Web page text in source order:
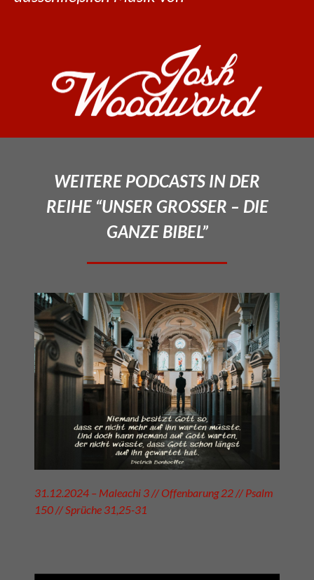
WEITERE PODCASTS IN DER
REIHE “UNSER GROSSER – DIE
GANZE BIBEL”
31.12.2024 – Maleachi 3 // Offenbarung 22 // Psalm
150 // Sprüche 31,25-31